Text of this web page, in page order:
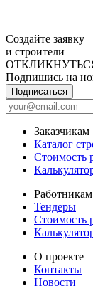
Создайте заявку
и строители
Подпишись на
Подписаться
Заказчикам
Каталог
Стоимость
Работникам
Тендеры
Стоимость
О проекте
Контакты
Новости